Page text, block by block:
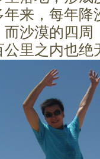
来，每年
沙漠的四
里之内也绝